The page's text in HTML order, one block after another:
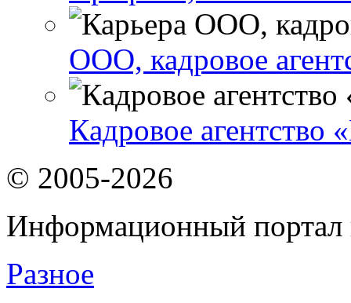
ООО, кадровое
Кaдpoвoe
© 2005-2026
Информационный портал
Разное